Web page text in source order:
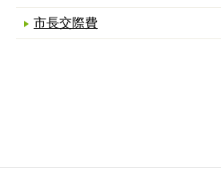
市長交際費